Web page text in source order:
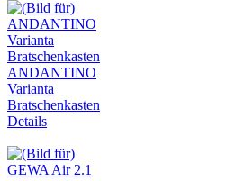
ANDANTINO
Varianta
Bratschenkasten
Details